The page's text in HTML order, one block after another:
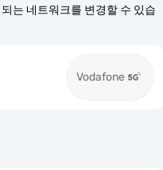
는 네트워크를 변경할 수 있습
Vodafone